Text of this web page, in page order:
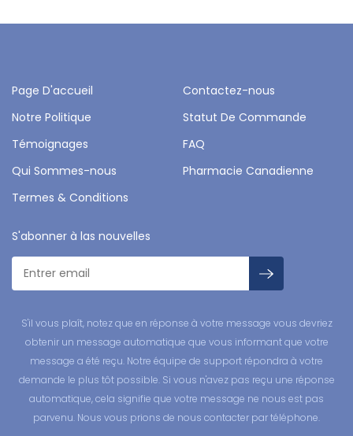
Page D'accueil
Contactez-nous
Notre Politique
Statut De Commande
Témoignages
FAQ
Qui Sommes-nous
Pharmacie Canadienne
Termes & Conditions
S'abonner à las nouvelles
S'il vous plaît, notez que en réponse à votre message vous devriez
obtenir un message automatique que vous informant que votre
message a été reçu. Notre équipe de support répondra à votre
demande le plus tôt possible. Si vous n'avez pas reçu une réponse
automatique, cela signifie que votre message ne nous est pas
parvenu. Nous vous prions de nous contacter par téléphone.